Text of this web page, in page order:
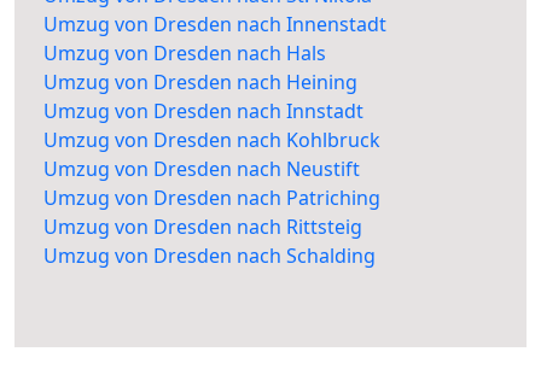
Umzug von Dresden nach Innenstadt
Umzug von Dresden nach Hals
Umzug von Dresden nach Heining
Umzug von Dresden nach Innstadt
Umzug von Dresden nach Kohlbruck
Umzug von Dresden nach Neustift
Umzug von Dresden nach Patriching
Umzug von Dresden nach Rittsteig
Umzug von Dresden nach Schalding